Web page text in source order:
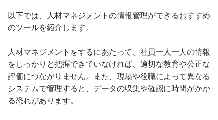
以下では、人材マネジメントの情報管理ができるおすすめ
のツールを紹介します。
人材マネジメントをするにあたって、社員一人一人の情報
をしっかりと把握できていなければ、適切な教育や公正な
評価につながりません。また、現場や役職によって異なる
システムで管理すると、データの収集や確認に時間がかか
る恐れがあります。